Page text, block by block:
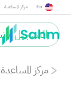
مركز المساعدة En
التسجيل /
مركز المساعدة